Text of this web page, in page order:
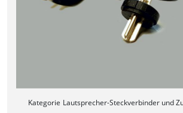
Kategorie Lautsprecher-Steckverbinder und